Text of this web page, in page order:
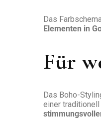
Das
Elementen in
Für
Das Boho-
einer